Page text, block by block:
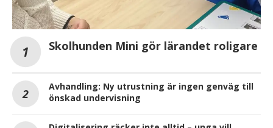
Skolhunden Mini gör lärandet roligare
Avhandling: Ny utrustning är ingen genväg till
önskad undervisning